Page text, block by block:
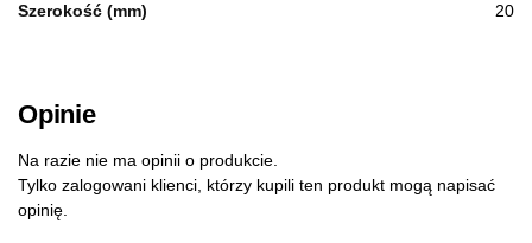
Szerokość (mm) 20
Opinie
Na razie nie ma opinii o produkcie.
Tylko zalogowani klienci, którzy kupili ten produkt mogą napisać
opinię.